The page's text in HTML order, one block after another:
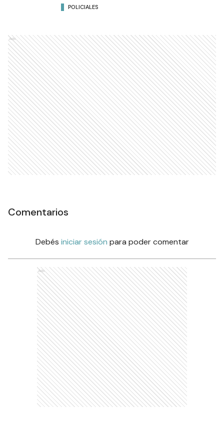
POLICIALES
Ads
Comentarios
Debés iniciar sesión para poder comentar
Ads